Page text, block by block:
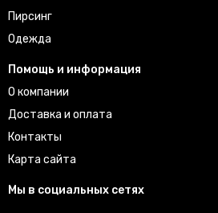
Пирсинг
Одежда
Помощь и информация
О компании
Доставка и оплата
Контакты
Карта сайта
Мы в социальных сетях